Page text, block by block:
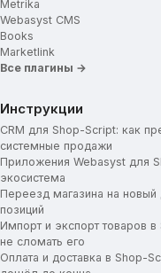
Подвал сайта
Навигационные
Использование
Metrika
Webasyst CMS
Books
Marketlink
Все плагины →
Инструкции
CRM для Shop-Script: как
системные продажи
Приложения Webasyst для
экосистема
Переезд магазина на новый
позиций
Импорт и экспорт товаров в
не сломать его
Оплата и доставка в Shop-